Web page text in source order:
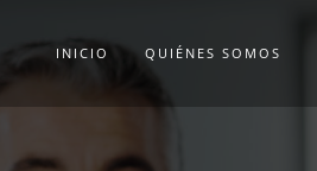
INICIO QUIÉNES SOMOS